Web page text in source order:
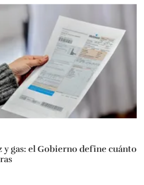
y gas: el Gobierno define cuánto